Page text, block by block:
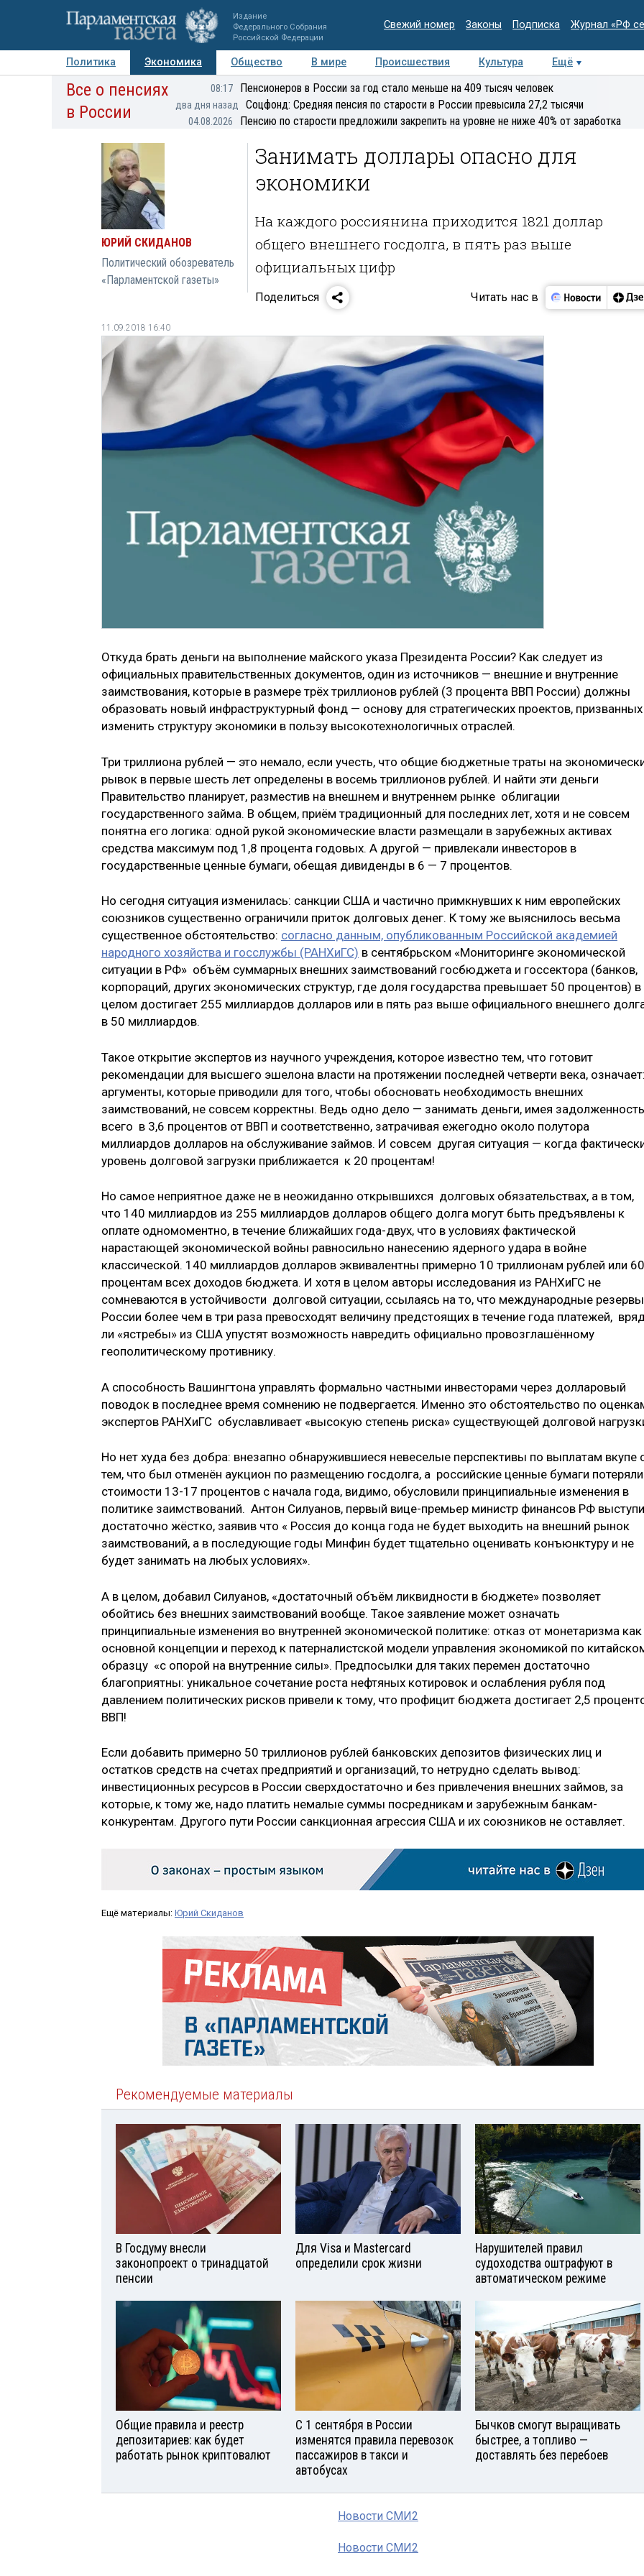
Издание
Федерального Собрания
Российской Федерации
Свежий номер Законы Подписка Журнал «РФ
Политика Экономика Общество В мире Происшествия Культура Ещё
Авторы Персоны Мнения Регионы Медиацентр Интервью Колумнисты
Все о пенсиях
в России
08:17 Пенсионеров в России за год стало меньше на 409 тысяч человек
два дня назад Соцфонд: Средняя пенсия по старости в России превысила 27,2 тысячи
04.08.2026 Пенсию по старости предложили закрепить на уровне не ниже 40% от заработка
ЮРИЙ СКИДАНОВ
Политический обозреватель
«Парламентской газеты»
Занимать доллары опасно для
экономики
На каждого россиянина приходится 1821 доллар
общего внешнего госдолга, в пять раз выше
официальных цифр
Поделиться Читать нас в
11.09.2018 16:40
Откуда брать деньги на выполнение майского указа Президента России? Как следует из
официальных правительственных документов, один из источников — внешние и внутренние
заимствования, которые в размере трёх триллионов рублей (3 процента ВВП России) должны
образовать новый инфраструктурный фонд — основу для стратегических проектов, призванных
изменить структуру экономики в пользу высокотехнологичных отраслей.
Три триллиона рублей — это немало, если учесть, что общие бюджетные траты на
рывок в первые шесть лет определены в восемь триллионов рублей. И найти эти деньги
Правительство планирует, разместив на внешнем и внутреннем рынке облигации
государственного займа. В общем, приём традиционный для последних лет, хотя и не совсем
понятна его логика: одной рукой экономические власти размещали в зарубежных активах
средства максимум под 1,8 процента годовых. А другой — привлекали инвесторов в
государственные ценные бумаги, обещая дивиденды в 6 — 7 процентов.
Но сегодня ситуация изменилась: санкции США и частично примкнувших к ним европейских
союзников существенно ограничили приток долговых денег. К тому же выяснилось весьма
существенное обстоятельство: согласно данным, опубликованным Российской академией
народного хозяйства и госслужбы (РАНХиГС) в сентябрьском «Мониторинге экономической
ситуации в РФ» объём суммарных внешних заимствований госбюджета и госсектора (банков,
корпораций, других экономических структур, где доля государства превышает 50 процентов) в
целом достигает 255 миллиардов долларов или в пять раз выше официального внешнего
в 50 миллиардов.
Такое открытие экспертов из научного учреждения, которое известно тем, что готовит
рекомендации для высшего эшелона власти на протяжении последней четверти века, означает:
аргументы, которые приводили для того, чтобы обосновать необходимость внешних
заимствований, не совсем корректны. Ведь одно дело — занимать деньги, имея задолженность
всего в 3,6 процентов от ВВП и соответственно, затрачивая ежегодно около полутора
миллиардов долларов на обслуживание займов. И совсем другая ситуация — когда
уровень долговой загрузки приближается к 20 процентам!
Но самое неприятное даже не в неожиданно открывшихся долговых обязательствах, а в том,
что 140 миллиардов из 255 миллиардов долларов общего долга могут быть предъявлены к
оплате одномоментно, в течение ближайших года-двух, что в условиях фактической
нарастающей экономической войны равносильно нанесению ядерного удара в войне
классической. 140 миллиардов долларов эквивалентны примерно 10 триллионам рублей или 60
процентам всех доходов бюджета. И хотя в целом авторы исследования из РАНХиГС не
сомневаются в устойчивости долговой ситуации, ссылаясь на то, что международные резервы
России более чем в три раза превосходят величину предстоящих в течение года платежей,
ли «ястребы» из США упустят возможность навредить официально провозглашённому
геополитическому противнику.
А способность Вашингтона управлять формально частными инвесторами через долларовый
поводок в последнее время сомнению не подвергается. Именно это обстоятельство по
экспертов РАНХиГС обуславливает «высокую степень риска» существующей долговой
Но нет худа без добра: внезапно обнаружившиеся невеселые перспективы по выплатам вкупе
тем, что был отменён аукцион по размещению госдолга, а российские ценные бумаги
стоимости 13-17 процентов с начала года, видимо, обусловили принципиальные изменения в
политике заимствований. Антон Силуанов, первый вице-премьер министр финансов РФ
достаточно жёстко, заявив что « Россия до конца года не будет выходить на внешний рынок
заимствований, а в последующие годы Минфин будет тщательно оценивать конъюнктуру и не
будет занимать на любых условиях».
А в целом, добавил Силуанов, «достаточный объём ликвидности в бюджете» позволяет
обойтись без внешних заимствований вообще. Такое заявление может означать
принципиальные изменения во внутренней экономической политике: отказ от монетаризма как
основной концепции и переход к патерналистской модели управления экономикой по
образцу «с опорой на внутренние силы». Предпосылки для таких перемен достаточно
благоприятны: уникальное сочетание роста нефтяных котировок и ослабления рубля под
давлением политических рисков привели к тому, что профицит бюджета достигает 2,5
ВВП!
Если добавить примерно 50 триллионов рублей банковских депозитов физических лиц и
остатков средств на счетах предприятий и организаций, то нетрудно сделать вывод:
инвестиционных ресурсов в России сверхдостаточно и без привлечения внешних займов, за
которые, к тому же, надо платить немалые суммы посредникам и зарубежным банкам-
конкурентам. Другого пути России санкционная агрессия США и их союзников не оставляет.
Ещё материалы: Юрий Скиданов
Рекомендуемые материалы
В Госдуму внесли
законопроект о тринадцатой
пенсии
Для Visа и Mastercard
определили срок жизни
Нарушителей правил
судоходства оштрафуют в
автоматическом режиме
Общие правила и реестр
депозитариев: как будет
работать рынок криптовалют
С 1 сентября в России
изменятся правила перевозок
пассажиров в такси и
автобусах
Бычков смогут выращивать
быстрее, а топливо —
доставлять без перебоев
Новости СМИ2
Новости СМИ2